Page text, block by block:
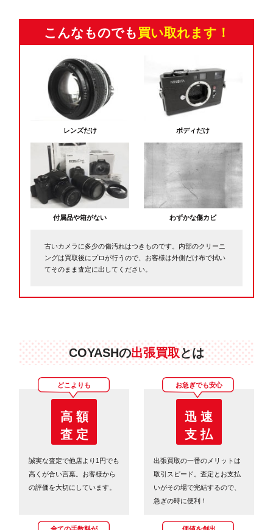
こんなものでも 買い取れます！
レンズだけ ボディだけ
付属品や箱がない わずかな傷カビ
古いカメラに多少の傷汚れはつきものです。内部のクリーニ
ングは買取後にプロが行うので、お客様は外側だけ布で拭い
てそのまま査定に出してください。
COYASHの出張買取とは
どこよりも
高 額
査 定
誠実な査定で他店より1円でも
高くが合い言葉。お客様から
の評価を大切にしています。
お急ぎでも安心
迅 速
支 払
出張買取の一番のメリットは
取引スピード。査定とお支払
いがその場で完結するので、
急ぎの時に便利！